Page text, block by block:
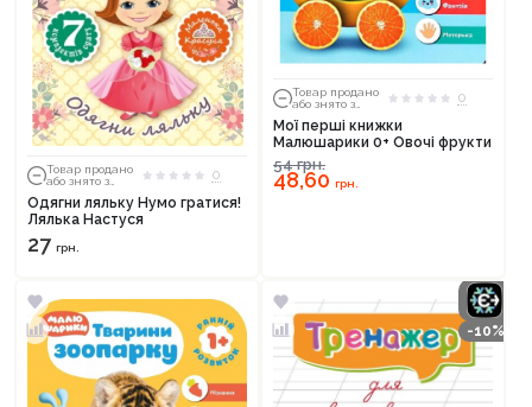
Товар продано
або знято з
0
Одягни ляльку Нумо гратися!
Лялька Настуся
27 грн.
Товар продано
або знято з
0
Мої перші книжки
Малюшарики 0+ Овочі фрукти
54грн.
48,60 грн.
-10%
Продовжити покупки
Оформити замовлення